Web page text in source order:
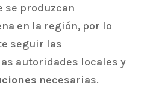
se produzcan
en la región, por lo
seguir las
autoridades locales y
necesarias.